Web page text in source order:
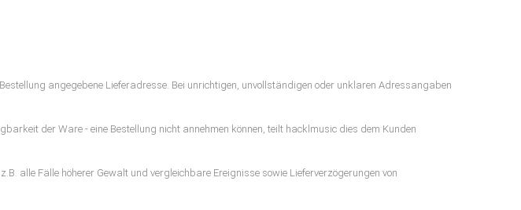
angegebene Lieferadresse. Bei unrichtigen, unvollständigen oder unklaren Adressangaben
der Ware - eine Bestellung nicht annehmen können, teilt hacklmusic dies dem Kunden
alle Fälle höherer Gewalt und vergleichbare Ereignisse sowie Lieferverzögerungen von